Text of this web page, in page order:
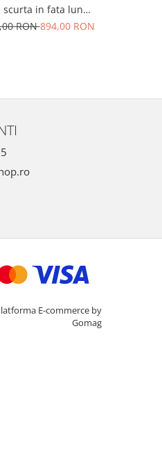
scurta in fata lunga
de seara mulata
RON894,00 RON
E-commerce by
Gomag